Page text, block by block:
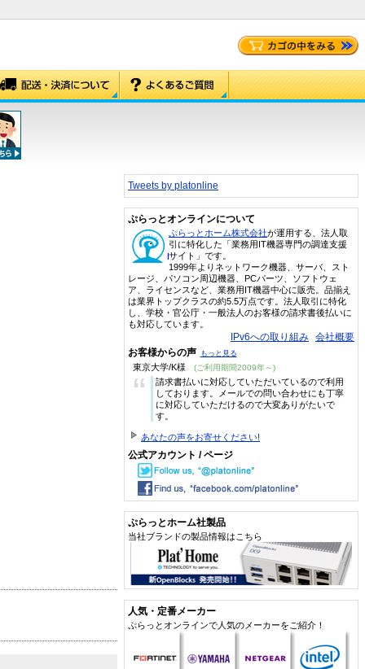
Tweets by platonline
ぷらっとオンラインについて
ぷらっとホーム株式会社が運用する、法人取
引に特化した「業務用IT機器専門の調達支援
サイト」です。
1999年よりネットワーク機器、サーバ、スト
レージ、パソコン周辺機器、PCパーツ、ソフトウェ
ア、ライセンスなど、業務用IT機器中心に販売。品揃え
は業界トップクラスの約5.5万点です。法人取引に特化
し、学校・官公庁・一般法人のお客様の請求書後払いに
も対応しています。
IPv6への取り組み 会社概要
お客様からの声 もっと見る
東京大学/K様 (ご利用期間2009年～)
“
請求書払いに対応していただいているので利用
しております。メールでの問い合わせにも丁寧
に対応していただけるので大変ありがたいで
す。
あなたの声をお寄せください!
公式アカウント / ページ
ぷらっとホーム社製品
当社ブランドの製品情報はこちら
人気・定番メーカー
ぷらっとオンラインで人気のメーカーをご紹介！